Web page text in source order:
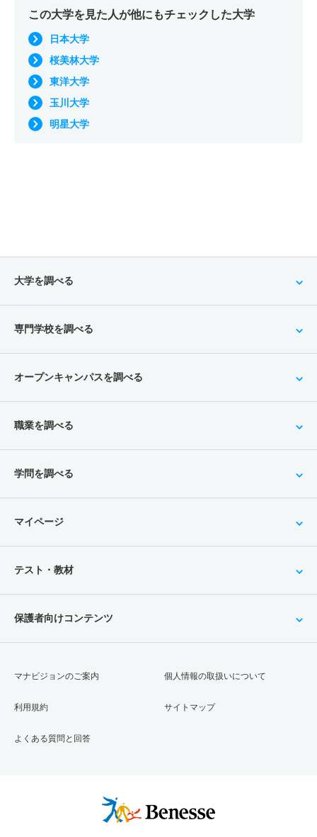
この大学を見た人が他にもチェックした大学
日本大学
桜美林大学
東洋大学
玉川大学
明星大学
大学を調べる
専門学校を調べる
オープンキャンパスを調べる
職業を調べる
学問を調べる
マイページ
テスト・教材
保護者向けコンテンツ
マナビジョンのご案内
利用規約
よくある質問と回答
個人情報の取扱いについて
サイトマップ